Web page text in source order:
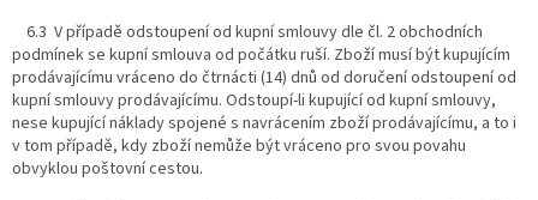
6.3 V případě odstoupení od kupní smlouvy dle čl. 2 obchodních
podmínek se kupní smlouva od počátku ruší. Zboží musí být kupujícím
prodávajícímu vráceno do čtrnácti (14) dnů od doručení odstoupení od
kupní smlouvy prodávajícímu. Odstoupí-li kupující od kupní smlouvy,
nese kupující náklady spojené s navrácením zboží prodávajícímu, a to i
v tom případě, kdy zboží nemůže být vráceno pro svou povahu
obvyklou poštovní cestou.